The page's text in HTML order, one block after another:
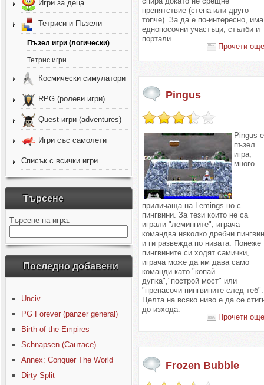
Игри за деца
Тетриси и Пъзели
Пъзел игри (логически)
Тетрис игри
Космически симулатори
RPG (ролеви игри)
Quest игри (adventures)
Игри със самолети
Списък с всички игри
Търсене
Търсене на игра:
Последно добавени
Unciv
PG Forever (panzer general)
Birth of the Empires
Schnapsen (Сантасе)
Annex: Conquer The World
Dirty Split
препятствие (стена или друго
топче). За да е по-интересно, има
еднопосочни участъци, стълби и
портали.
Прочети
Pingus
Pingus е
пъзел
игра,
много
приличаща на Lemings но с
пингвини. За тези които не са
играли "лемингите", играча
командва няколко дребни
и ги развежда по нивата. Понеже
пингвините си ходят самички,
играча може да им дава само
команди като "копай
дупка","построй мост" или
"пренасочи пингвините след теб".
Целта на всяко ниво е да се
до изхода.
Прочети
Frozen Bubble